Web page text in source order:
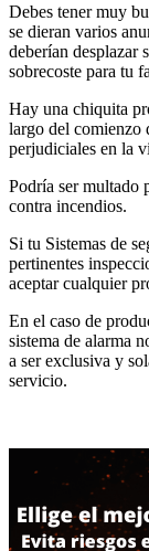
Debes tener muy
se dieran varios
deberían desplazar
sobrecoste para tu
Hay una chiquita
largo del comienzo
perjudiciales en la
Podría ser multado
contra incendios.
Si tu Sistemas de
pertinentes
aceptar cualquier
En el caso de
sistema de alarma
a ser exclusiva y
servicio.